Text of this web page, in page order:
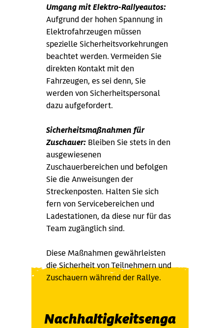
Umgang mit Elektro-Rallyeautos:
Aufgrund der hohen Spannung in
Elektrofahrzeugen müssen
spezielle Sicherheitsvorkehrungen
beachtet werden. Vermeiden Sie
direkten Kontakt mit den
Fahrzeugen, es sei denn, Sie
werden von Sicherheitspersonal
dazu aufgefordert.
Sicherheitsmaßnahmen für
Zuschauer: Bleiben Sie stets in den
ausgewiesenen
Zuschauerbereichen und befolgen
Sie die Anweisungen der
Streckenposten. Halten Sie sich
fern von Servicebereichen und
Ladestationen, da diese nur für das
Team zugänglich sind.
Diese Maßnahmen gewährleisten
die Sicherheit von Teilnehmern und
Zuschauern während der Rallye.
Nachhaltigkeitsenga